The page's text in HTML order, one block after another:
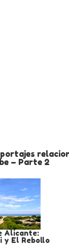
– Parte 2
Alicante:
y El Rebollo